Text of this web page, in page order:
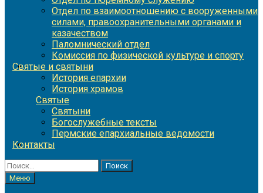
Отдел по взаимоотношению с вооруженными
силами, правоохранительными органами и
казачеством
Паломнический отдел
Комиссия по физической культуре и спорту
Святые и святыни
История епархии
История храмов
Святые
Святыни
Богослужебные тексты
Пермские епархиальные ведомости
Контакты
Найти:
Меню